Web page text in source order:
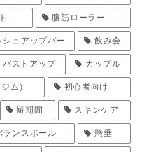
腹筋ローラー
シュアップバー 飲み会
バストアップ カップル
ム) 初心者向け
短期間 スキンケア
ランスボール 懸垂